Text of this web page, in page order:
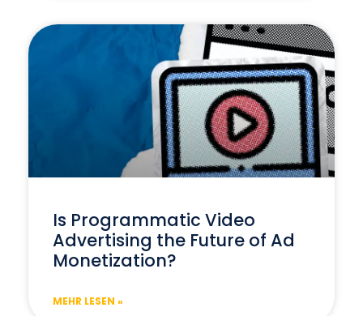
Is Programmatic Video
Advertising the Future of Ad
Monetization?
MEHR LESEN »